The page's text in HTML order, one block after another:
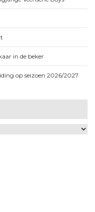
in de beker
op seizoen 2026/2027